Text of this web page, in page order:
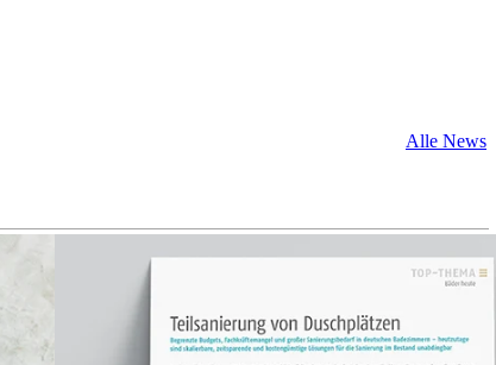
Alle News